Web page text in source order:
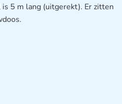
5 m lang (uitgerekt). Er zitten